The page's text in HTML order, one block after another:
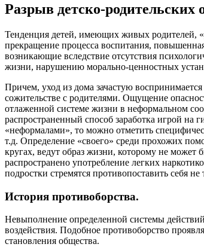
Разрыв детско-
Тенденция детей, имеющих живых родителей,
прекращение процесса воспитания,
возникающие вследствие отсутствия
жизни, нарушению морально-ценностных
Причем, уход из дома зачастую
сожительстве с родителями. Ощущение
отлаженной системе жизни в неформальном
распространенный способ заработка игрой на
«неформалами», то можно отметить
т.д. Определение «своего» среди прохожих
кругах, ведут образ жизни, которому не
распространено употребление легких
подростки стремятся противопоставить себя
История противоборства.
Невыполнение определенной системы
воздействия. Подобное противоборство
становления общества.